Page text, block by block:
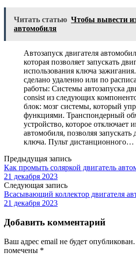
Читать статью Чтобы вывести
автомобиля
Автозапуск двигателя
которая позволяет запускать
использования ключа
сделано удаленно или по
работы: Системы автозапуска
consist из следующих
блок: мозг системы, который
функциями. Транспондерный
устройство, которое отключает
автомобиля, позволяя запускать
ключа. Пульт дистанционного…
Предыдущая запись
Как промыть соляркой двигатель
21 декабря 2023
Следующая запись
Всасывающий коллектор двигателя
21 декабря 2023
Добавить комментарий
Ваш адрес email не будет опубликован.
помечены *